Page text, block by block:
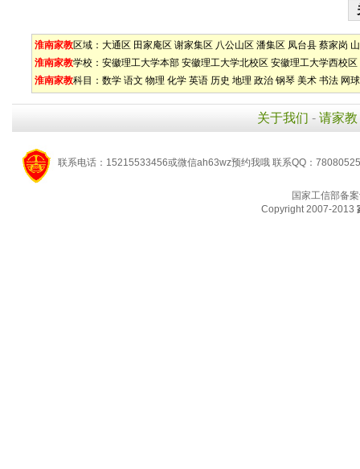
淮南家教区域： 大通区 田家庵区 谢家集区 八公山区 潘集区 凤台县 蔡家岗
淮南家教学校： 安徽理工大学本部 安徽理工大学北校区 安徽理工大学西校区
淮南家教科目： 数学 语文 物理 化学 英语 历史 地理 政治 钢琴 美术 书法 网球
关于我们 - 请家教
联系电话：15215533456或微信ah63wz预约我哦 联系QQ：
国家工信部备
Copyright 2007-2013